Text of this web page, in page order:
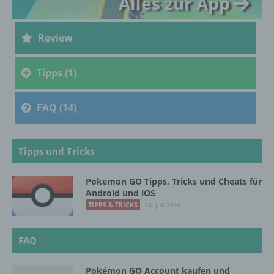
Review
Tipps (1)
FAQ (14)
Tipps und Tricks
Pokemon GO Tipps, Tricks und Cheats für
Android und iOS
TIPPS & TRICKS 14. Juli 2016
FAQ
Pokémon GO Account kaufen und
Verarbeitung ist jeder mit oder ohne Hilfe
automatisierter Verfahren ausgeführte
Vorgang oder jede solche Vorgangsreihe im
Zusammenhang mit personenbezogenen
Daten wie das Erheben, das Erfassen, die
die Offenlegung durch Übermittlung,
Bereitstellung, den Abgleich oder die
Verknüpfung, die Einschränkung, das
Löschen oder die Vernichtung.